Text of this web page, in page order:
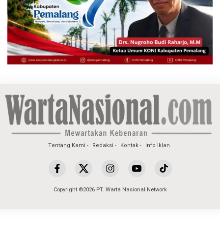
Tentang Kami Redaksi Kontak Info Iklan
Copyright ©2026 PT. Warta Nasional Network